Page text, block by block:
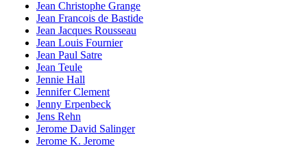
Jean Christophe Grange
Jean Francois de Bastide
Jean Jacques Rousseau
Jean Louis Fournier
Jean Paul Satre
Jean Teule
Jennie Hall
Jennifer Clement
Jenny Erpenbeck
Jens Rehn
Jerome David Salinger
Jerome K. Jerome